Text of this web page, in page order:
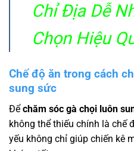
Chỉ Địa Dễ
Chọn Hiệu
Chế độ ăn trong cách
sung sức
Đểchăm sóc gà chọi luôn
không thể thiếu chính là chế
yếu không chỉ giúp chiến kê